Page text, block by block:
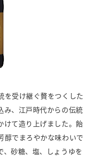
調味酢
ぽん酢
を受け継ぐ贅をつくした
み、江戸時代からの伝統
けて造り上げました。飴
醇でまろやかな味わいで
、砂糖、塩、しょうゆを